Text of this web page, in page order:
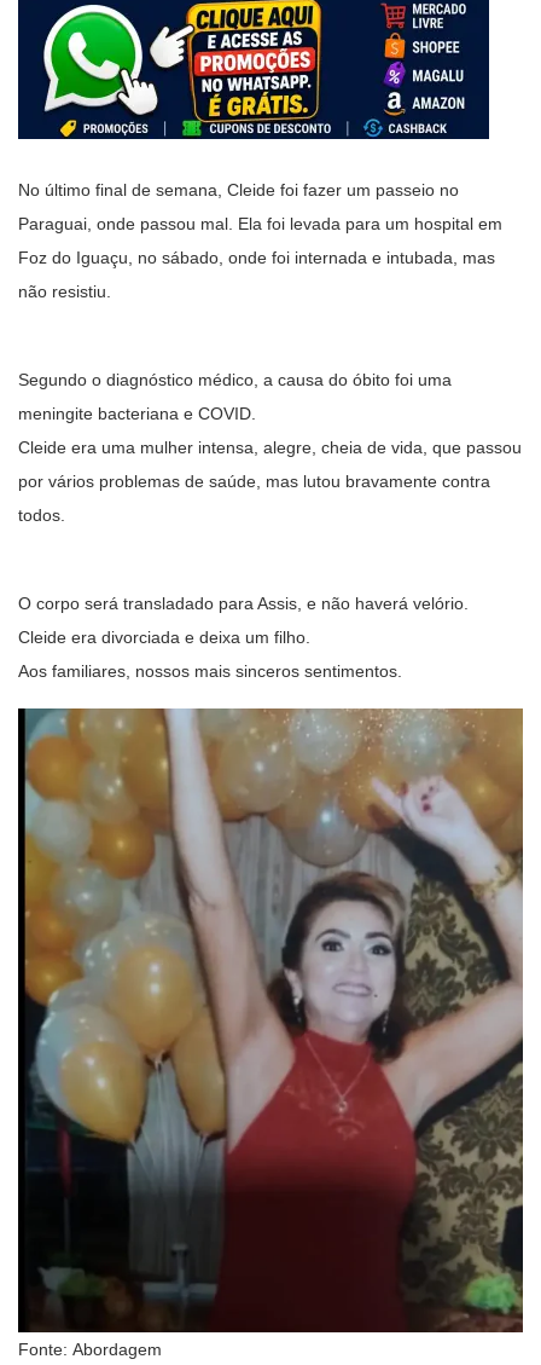
No último final de semana, Cleide foi fazer um passeio no
Paraguai, onde passou mal. Ela foi levada para um hospital em
Foz do Iguaçu, no sábado, onde foi internada e intubada, mas
não resistiu.
Segundo o diagnóstico médico, a causa do óbito foi uma
meningite bacteriana e COVID.
Cleide era uma mulher intensa, alegre, cheia de vida, que passou
por vários problemas de saúde, mas lutou bravamente contra
todos.
O corpo será transladado para Assis, e não haverá velório.
Cleide era divorciada e deixa um filho.
Aos familiares, nossos mais sinceros sentimentos.
Fonte: Abordagem